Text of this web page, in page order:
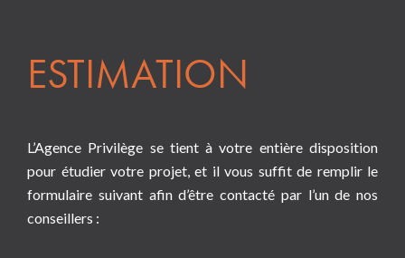
ESTIMATION
L’Agence Privilège se tient à votre entière disposition
pour étudier votre projet, et il vous suffit de remplir le
formulaire suivant afin d’être contacté par l’un de nos
conseillers :